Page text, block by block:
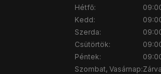
Hétfő:
Kedd:
Szerda:
Csütörtök:
Péntek:
Szombat, Vasárnap:Zárva